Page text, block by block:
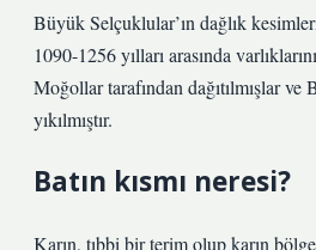
Büyük Selçuklular’ın dağlık
1090-1256 yılları arasında
Moğollar tarafından dağıtılmışlar ve
yıkılmıştır.
Batın kısmı neresi?
Karın, tıbbi bir terim olup karın